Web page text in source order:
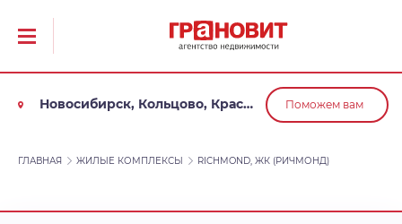
Новосибирск, Кольцово, Краснообск, Обь Поможем вам
ГЛАВНАЯ ЖИЛЫЕ КОМПЛЕКСЫ RICHMOND, ЖК (РИЧМОНД)